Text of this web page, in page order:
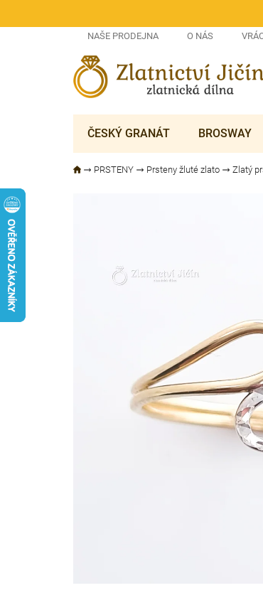
NAŠE PRODEJNA O NÁS
ČESKÝ GRANÁT BROSWAY
PRSTENY Prsteny žluté zlato Zlatý